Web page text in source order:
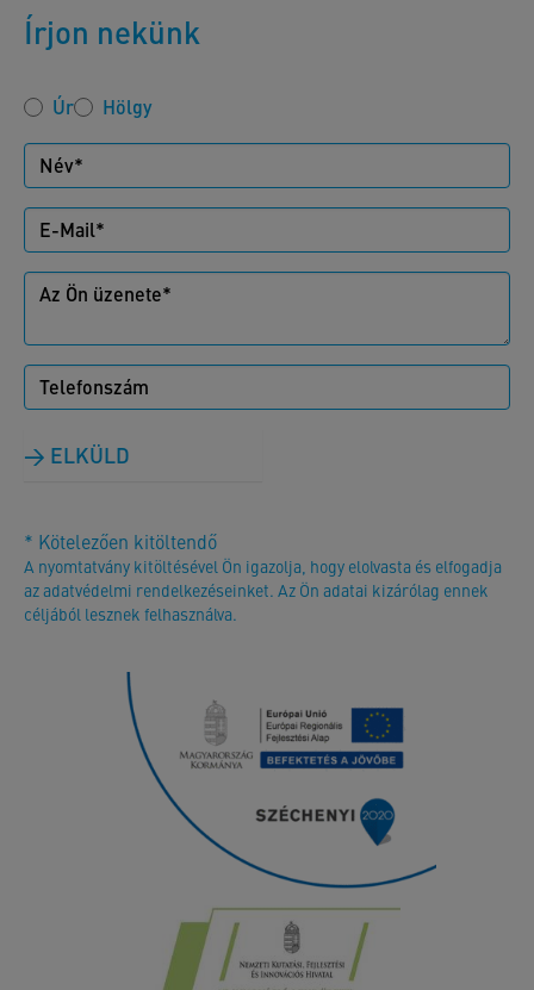
Írjon nekünk
Úr Hölgy
ELKÜLD
* Kötelezően kitöltendő
A nyomtatvány kitöltésével Ön igazolja, hogy elolvasta és elfogadja
az adatvédelmi rendelkezéseinket. Az Ön adatai kizárólag ennek
céljából lesznek felhasználva.